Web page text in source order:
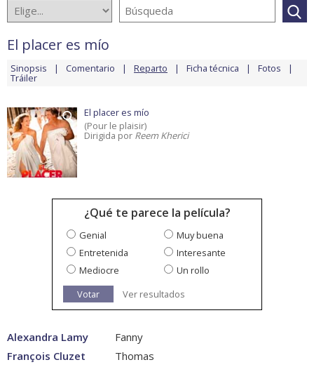
El placer es mío
Sinopsis Comentario Reparto Ficha técnica Fotos
Tráiler
El placer es mío
(Pour le plaisir)
Dirigida por Reem Kherici
¿Qué te parece la película?
Genial
Muy buena
Entretenida
Interesante
Mediocre
Un rollo
Votar
Ver resultados
Alexandra Lamy
Fanny
François Cluzet
Thomas